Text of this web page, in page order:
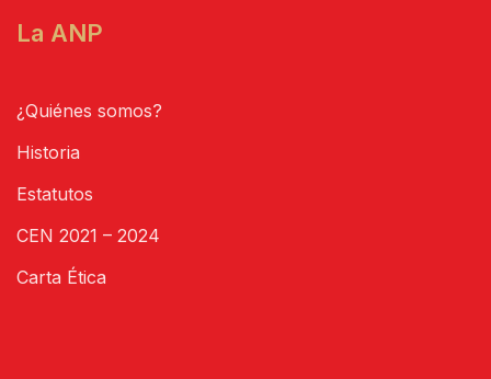
La ANP
¿Quiénes somos?
Historia
Estatutos
CEN 2021 – 2024
Carta Ética